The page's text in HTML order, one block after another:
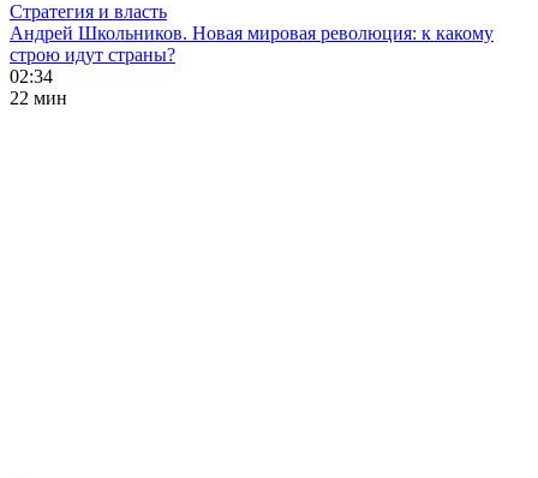
Стратегия и власть
Андрей Школьников. Новая мировая революция: к какому
строю идут страны?
02:34
22 мин